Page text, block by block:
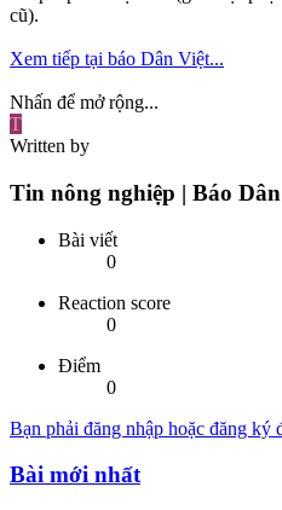
cũ).
Xem tiếp tại báo Dân Việt...
Nhấn để mở rộng...
T
Written by
Tin nông nghiệp | Báo
Bài viết
0
Reaction score
0
Điểm
0
Bạn phải đăng nhập hoặc đăng ký
Bài mới nhất